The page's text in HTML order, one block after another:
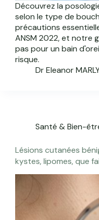
Découvrez la
selon le type de
précautions
ANSM 2022, et notre
pas pour un bain
risque.
Dr Eleanor
Santé & Bien-
Lésions cutanées
kystes, lipomes, que